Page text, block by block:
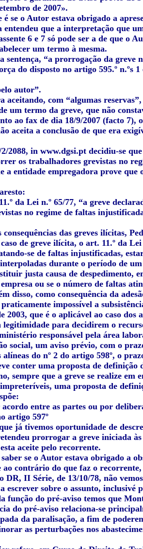
de 2007».
é se o Autor estava obrigado a
entendeu que a interpretação que
6 e 7 só pode ser a de que o
um termo à mesma.
sentença, “a prorrogação da greve
do disposto no artigo 595.º n.ºs
autor”.
aceitando, com “algumas
um termo da greve, que não
ao fax de dia 18/9/2007 (facto 7),
aceita a conclusão de que era
2088, in www.dgsi.pt decidiu-se
os trabalhadores grevistas no
a entidade empregadora prove
da Lei n.º 65/77, “a greve
no regime de faltas
consequências das greves ilícitas,
de greve ilícita, o art. 11.º da
se de faltas injustificadas,
durante o período de
justa causa de despedimento,
ou se o número de faltas
disso, como consequência da
impossível a
2003, que é o aplicável ao caso dos
legitimidade para decidirem o
responsável pela área
social, um aviso prévio, com o
alíneas do nº 2 do artigo 598º, o
conter uma proposta de definição
sempre que a greve se realize em
impreteríveis, uma proposta de
entre as partes ou por
artigo 597º
já tivemos oportunidade de
prorrogar a greve iniciada
aceite pelo recorrente.
se o Autor estava obrigado a
contrário do que faz o
DR, II Série, de 13/10/78, não
escrever sobre o assunto,
função do pré-aviso temos que
do pré-aviso relaciona-se
da paralisação, a fim de
as perturbações nos